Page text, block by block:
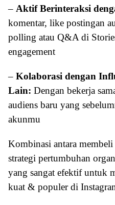
– Aktif Berinteraksi
komentar, like postingan
polling atau Q&A di
engagement
– Kolaborasi dengan
Lain: Dengan bekerja
audiens baru yang
akunmu
Kombinasi antara
strategi pertumbuhan
yang sangat efektif untuk
kuat & populer di